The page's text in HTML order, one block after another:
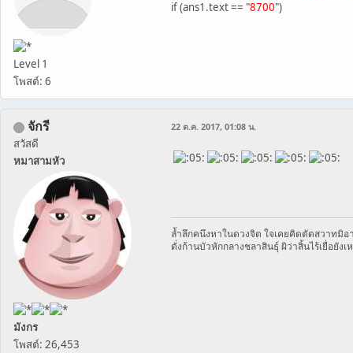
Level 1
โพสต์: 6
if (ans1.text == "8700")
จักรี
สวัสดี
หมาสามหัว
มังกร
โพสต์: 26,453
22 ต.ค. 2017, 01:08 น.
ล้ำลึกคนึงหาในดวงจิต ใจเคยคิดตัดสวาทมิอ
ดั่งก้านบัวหักกลางชลาสินธุ์ ผิว่าสิ้นไร้เยื่อยังเ